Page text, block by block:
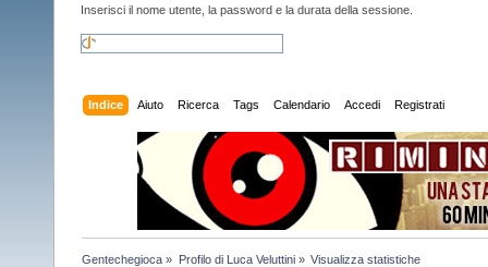
Inserisci il nome utente, la password e la durata della sessione.
Indice Aiuto Ricerca Tags Calendario Accedi Registrati
Gentechegioca » Profilo di Luca Veluttini» Visualizza statistiche